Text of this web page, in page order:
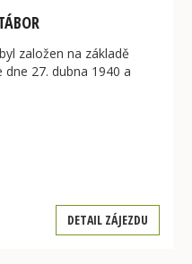
založen na základě
27. dubna 1940 a
DETAIL ZÁJEZDU